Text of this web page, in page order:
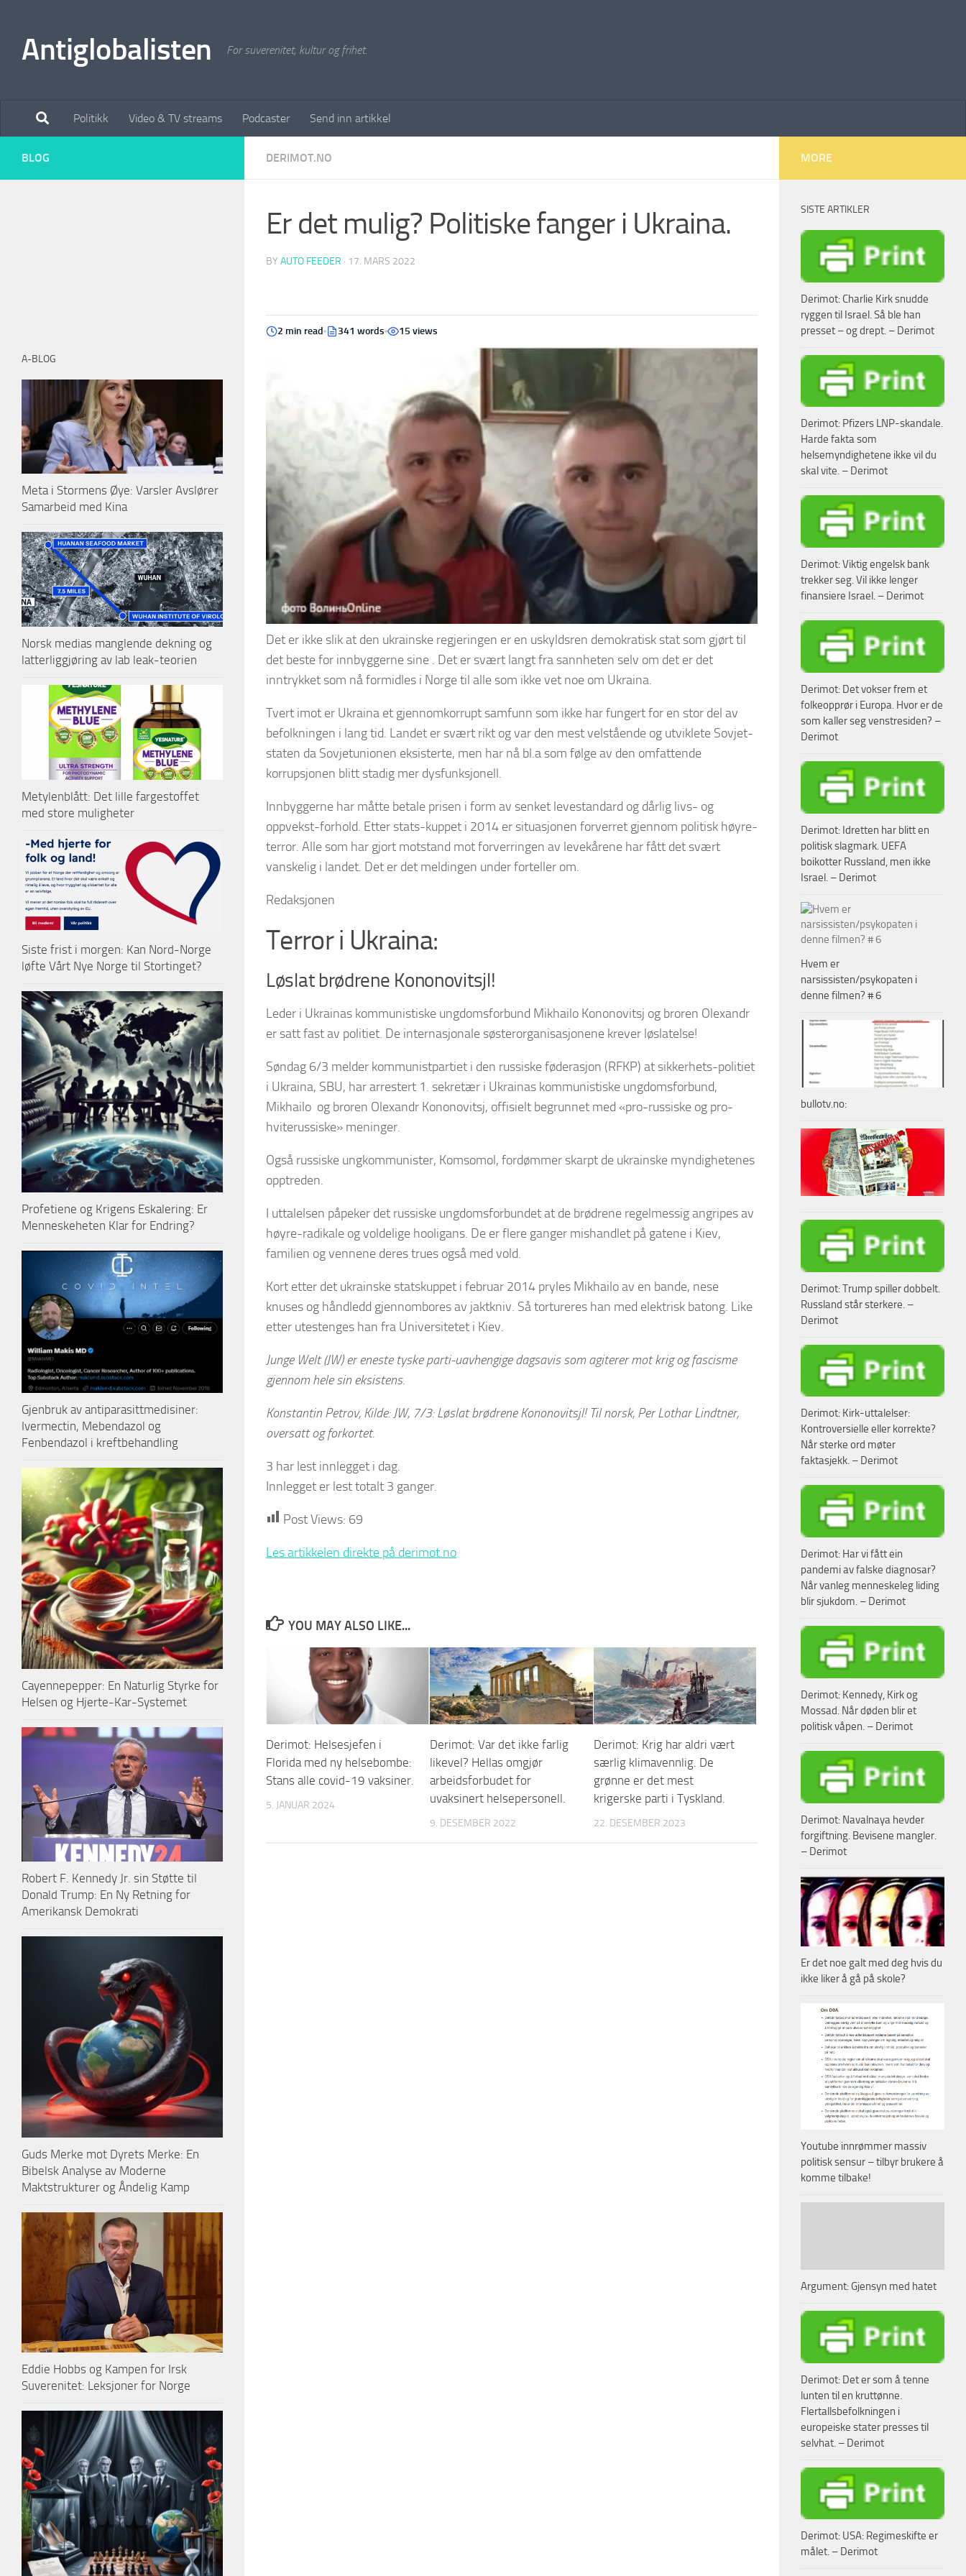
Antiglobalisten For suverenitet, kultur og frihet.
Politikk Video & TV streams Podcaster Send inn artikkel
DERIMOT.NO
Er det mulig? Politiske fanger i Ukraina.
BY AUTO FEEDER · 17. MARS 2022
2 min read 341 words 15 views
Det er ikke slik at den ukrainske regjeringen er en uskyldsren demokratisk stat som gjørt til
det beste for innbyggerne sine . Det er svært langt fra sannheten selv om det er det
inntrykket som nå formidles i Norge til alle som ikke vet noe om Ukraina.
Tvert imot er Ukraina et gjennomkorrupt samfunn som ikke har fungert for en stor del av
befolkningen i lang tid. Landet er svært rikt og var den mest velstående og utviklete Sovjet-
staten da Sovjetunionen eksisterte, men har nå bl.a som følge av den omfattende
korrupsjonen blitt stadig mer dysfunksjonell.
Innbyggerne har måtte betale prisen i form av senket levestandard og dårlig livs- og
oppvekst-forhold. Etter stats-kuppet i 2014 er situasjonen forverret gjennom politisk høyre-
terror. Alle som har gjort motstand mot forverringen av levekårene har fått det svært
vanskelig i landet. Det er det meldingen under forteller om.
Redaksjonen
Terror i Ukraina:
Løslat brødrene Kononovitsjl!
Leder i Ukrainas kommunistiske ungdomsforbund Mikhailo Kononovitsj og broren Olexandr
er satt fast av politiet. De internasjonale søsterorganisasjonene krever løslatelse!
Søndag 6/3 melder kommunistpartiet i den russiske føderasjon (RFKP) at sikkerhets-politiet
i Ukraina, SBU, har arrestert 1. sekretær i Ukrainas kommunistiske ungdomsforbund,
Mikhailo og broren Olexandr Kononovitsj, offisielt begrunnet med «pro-russiske og pro-
hviterussiske» meninger.
Også russiske ungkommunister, Komsomol, fordømmer skarpt de ukrainske myndighetenes
opptreden.
I uttalelsen påpeker det russiske ungdomsforbundet at de brødrene regelmessig angripes av
høyre-radikale og voldelige hooligans. De er flere ganger mishandlet på gatene i Kiev,
familien og vennene deres trues også med vold.
Kort etter det ukrainske statskuppet i februar 2014 pryles Mikhailo av en bande, nese
knuses og håndledd gjennombores av jaktkniv. Så tortureres han med elektrisk batong. Like
etter utestenges han fra Universitetet i Kiev.
Junge Welt (JW) er eneste tyske parti-uavhengige dagsavis som agiterer mot krig og fascisme
gjennom hele sin eksistens.
Konstantin Petrov, Kilde: JW, 7/3: Løslat brødrene Kononovitsjl! Til norsk, Per Lothar Lindtner,
oversatt og forkortet.
3 har lest innlegget i dag.
Innlegget er lest totalt 3 ganger.
Post Views: 69
Les artikkelen direkte på derimot.no
YOU MAY ALSO LIKE...
Derimot: Helsesjefen i
Florida med ny helsebombe:
Stans alle covid-19 vaksiner.
5. JANUAR 2024
Derimot: Var det ikke farlig
likevel? Hellas omgjør
arbeidsforbudet for
uvaksinert helsepersonell.
9. DESEMBER 2022
Derimot: Krig har aldri vært
særlig klimavennlig. De
grønne er det mest
krigerske parti i Tyskland.
22. DESEMBER 2023
BLOG
A-BLOG
Meta i Stormens Øye: Varsler Avslører
Samarbeid med Kina
Norsk medias manglende dekning og
latterliggjøring av lab leak-teorien
Metylenblått: Det lille fargestoffet
med store muligheter
Siste frist i morgen: Kan Nord-Norge
løfte Vårt Nye Norge til Stortinget?
Profetiene og Krigens Eskalering: Er
Menneskeheten Klar for Endring?
Gjenbruk av antiparasittmedisiner:
Ivermectin, Mebendazol og
Fenbendazol i kreftbehandling
Cayennepepper: En Naturlig Styrke for
Helsen og Hjerte-Kar-Systemet
Robert F. Kennedy Jr. sin Støtte til
Donald Trump: En Ny Retning for
Amerikansk Demokrati
Guds Merke mot Dyrets Merke: En
Bibelsk Analyse av Moderne
Maktstrukturer og Åndelig Kamp
Eddie Hobbs og Kampen for Irsk
Suverenitet: Leksjoner for Norge
MORE
SISTE ARTIKLER
Derimot: Charlie Kirk snudde
ryggen til Israel. Så ble han
presset – og drept. – Derimot
Derimot: Pfizers LNP-skandale.
Harde fakta som
helsemyndighetene ikke vil du
skal vite. – Derimot
Derimot: Viktig engelsk bank
trekker seg. Vil ikke lenger
finansiere Israel. – Derimot
Derimot: Det vokser frem et
folkeopprør i Europa. Hvor er de
som kaller seg venstresiden? –
Derimot
Derimot: Idretten har blitt en
politisk slagmark. UEFA
boikotter Russland, men ikke
Israel. – Derimot
Hvem er
narsissisten/psykopaten i
denne filmen? # 6
bullotv.no:
Derimot: Trump spiller dobbelt.
Russland står sterkere. –
Derimot
Derimot: Kirk-uttalelser:
Kontroversielle eller korrekte?
Når sterke ord møter
faktasjekk. – Derimot
Derimot: Har vi fått ein
pandemi av falske diagnosar?
Når vanleg menneskeleg liding
blir sjukdom. – Derimot
Derimot: Kennedy, Kirk og
Mossad. Når døden blir et
politisk våpen. – Derimot
Derimot: Navalnaya hevder
forgiftning. Bevisene mangler.
– Derimot
Er det noe galt med deg hvis du
ikke liker å gå på skole?
Youtube innrømmer massiv
politisk sensur – tilbyr brukere å
komme tilbake!
Argument: Gjensyn med hatet
Derimot: Det er som å tenne
lunten til en kruttønne.
Flertallsbefolkningen i
europeiske stater presses til
selvhat. – Derimot
Derimot: USA: Regimeskifte er
målet. – Derimot